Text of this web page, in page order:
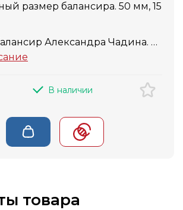
размер балансира. 50 мм, 15
Александра Чадина.
для ловли как на
В наличии
товара